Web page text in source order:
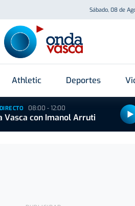
Sábado, 08 de
Athletic Deportes
08:00 - 12:00
Vasca con Imanol Arruti